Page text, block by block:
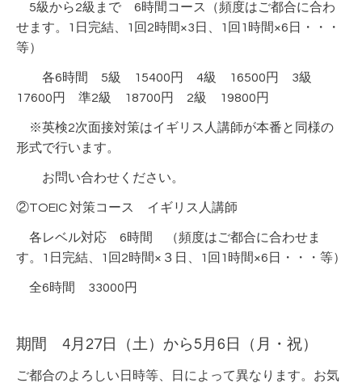
5級から2級まで 6時間コース（頻度はご都合に合わ
せます。1日完結、1回2時間×3日、1回1時間×6日・・・
等）
各6時間 5級 15400円 4級 16500円 3級
17600円 準2級 18700円 2級 19800円
※英検2次面接対策はイギリス人講師が本番と同様の
形式で行います。
お問い合わせください。
②TOEIC 対策コース イギリス人講師
各レベル対応 6時間 （頻度はご都合に合わせま
す。1日完結、1回2時間×３日、1回1時間×6日・・・等）
全6時間 33000円
期間 4月27日（土）から5月6日（月・祝）
ご都合のよろしい日時等、日によって異なります。 お気